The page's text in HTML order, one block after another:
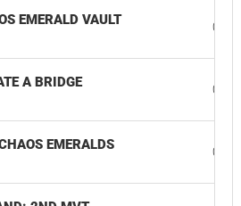
EMERALD VAULT
A BRIDGE
EMERALDS